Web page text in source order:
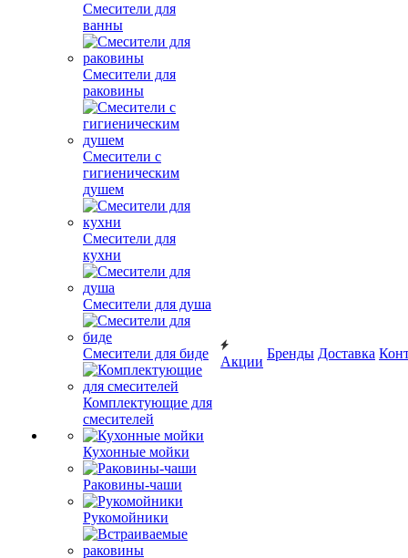
Смесители для
ванны
Смесители для
раковины
Смесители с
гигиеническим
душем
Смесители для
кухни
Смесители для душа
Смесители для биде
Комплектующие для
смесителей
Кухонные мойки
Раковины-чаши
Рукомойники
Акции
Бренды Доставка